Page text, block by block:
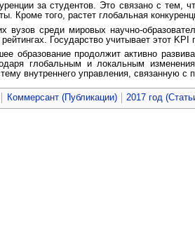
за студентов. Это связано с тем,
Кроме того, растет глобальная
вузов среди мировых научно-
Государство учитывает этот
образование продолжит активно
глобальным и локальным
внутреннего управления, связанную с
Коммерсант (Публикации) 2017 год